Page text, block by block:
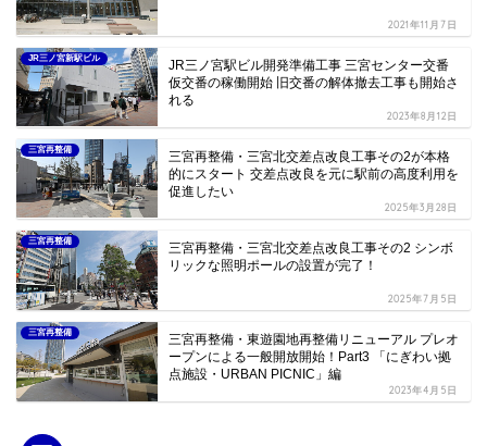
2021年11月7日
JR三ノ宮新駅ビル
JR三ノ宮駅ビル開発準備工事 三宮センター交番
仮交番の稼働開始 旧交番の解体撤去工事も開始さ
れる
2023年8月12日
三宮再整備
三宮再整備・三宮北交差点改良工事その2が本格
的にスタート 交差点改良を元に駅前の高度利用を
促進したい
2025年3月28日
三宮再整備
三宮再整備・三宮北交差点改良工事その2 シンボ
リックな照明ポールの設置が完了！
2025年7月5日
三宮再整備
三宮再整備・東遊園地再整備リニューアル プレオ
ープンによる一般開放開始！Part3 「にぎわい拠
点施設・URBAN PICNIC」編
2023年4月5日